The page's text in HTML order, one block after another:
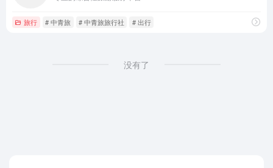
旅行 # 中青旅 # 中青旅旅行社 # 出行
没有了